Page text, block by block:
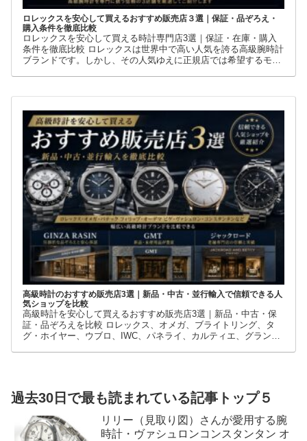
ロレックスを安心して買えるおすすめ販売店３選｜保証・品ぞろえ・
購入条件を徹底比較
ロレックスを安心して買える時計専門店3選｜保証・在庫・購入
条件を徹底比較 ロレックスは世界中で高い人気を誇る高級腕時計
ブランドです。しかし、その人気ゆえに正規店では希望するモデ
高級時計のおすすめ販売店3選｜新品・中古・並行輸入で信頼できる人
気ショップを比較
高級時計を安心して買えるおすすめ販売店3選｜新品・中古・保
証・品ぞろえを比較 ロレックス、オメガ、ブライトリング、タ
グ・ホイヤー、ウブロ、IWC、パネライ、カルティエ、グランド
過去30日で最も読まれている記事トップ５
リリー（見取り図）さんが愛用する腕
時計・ヴァシュロンコンスタンタン オ